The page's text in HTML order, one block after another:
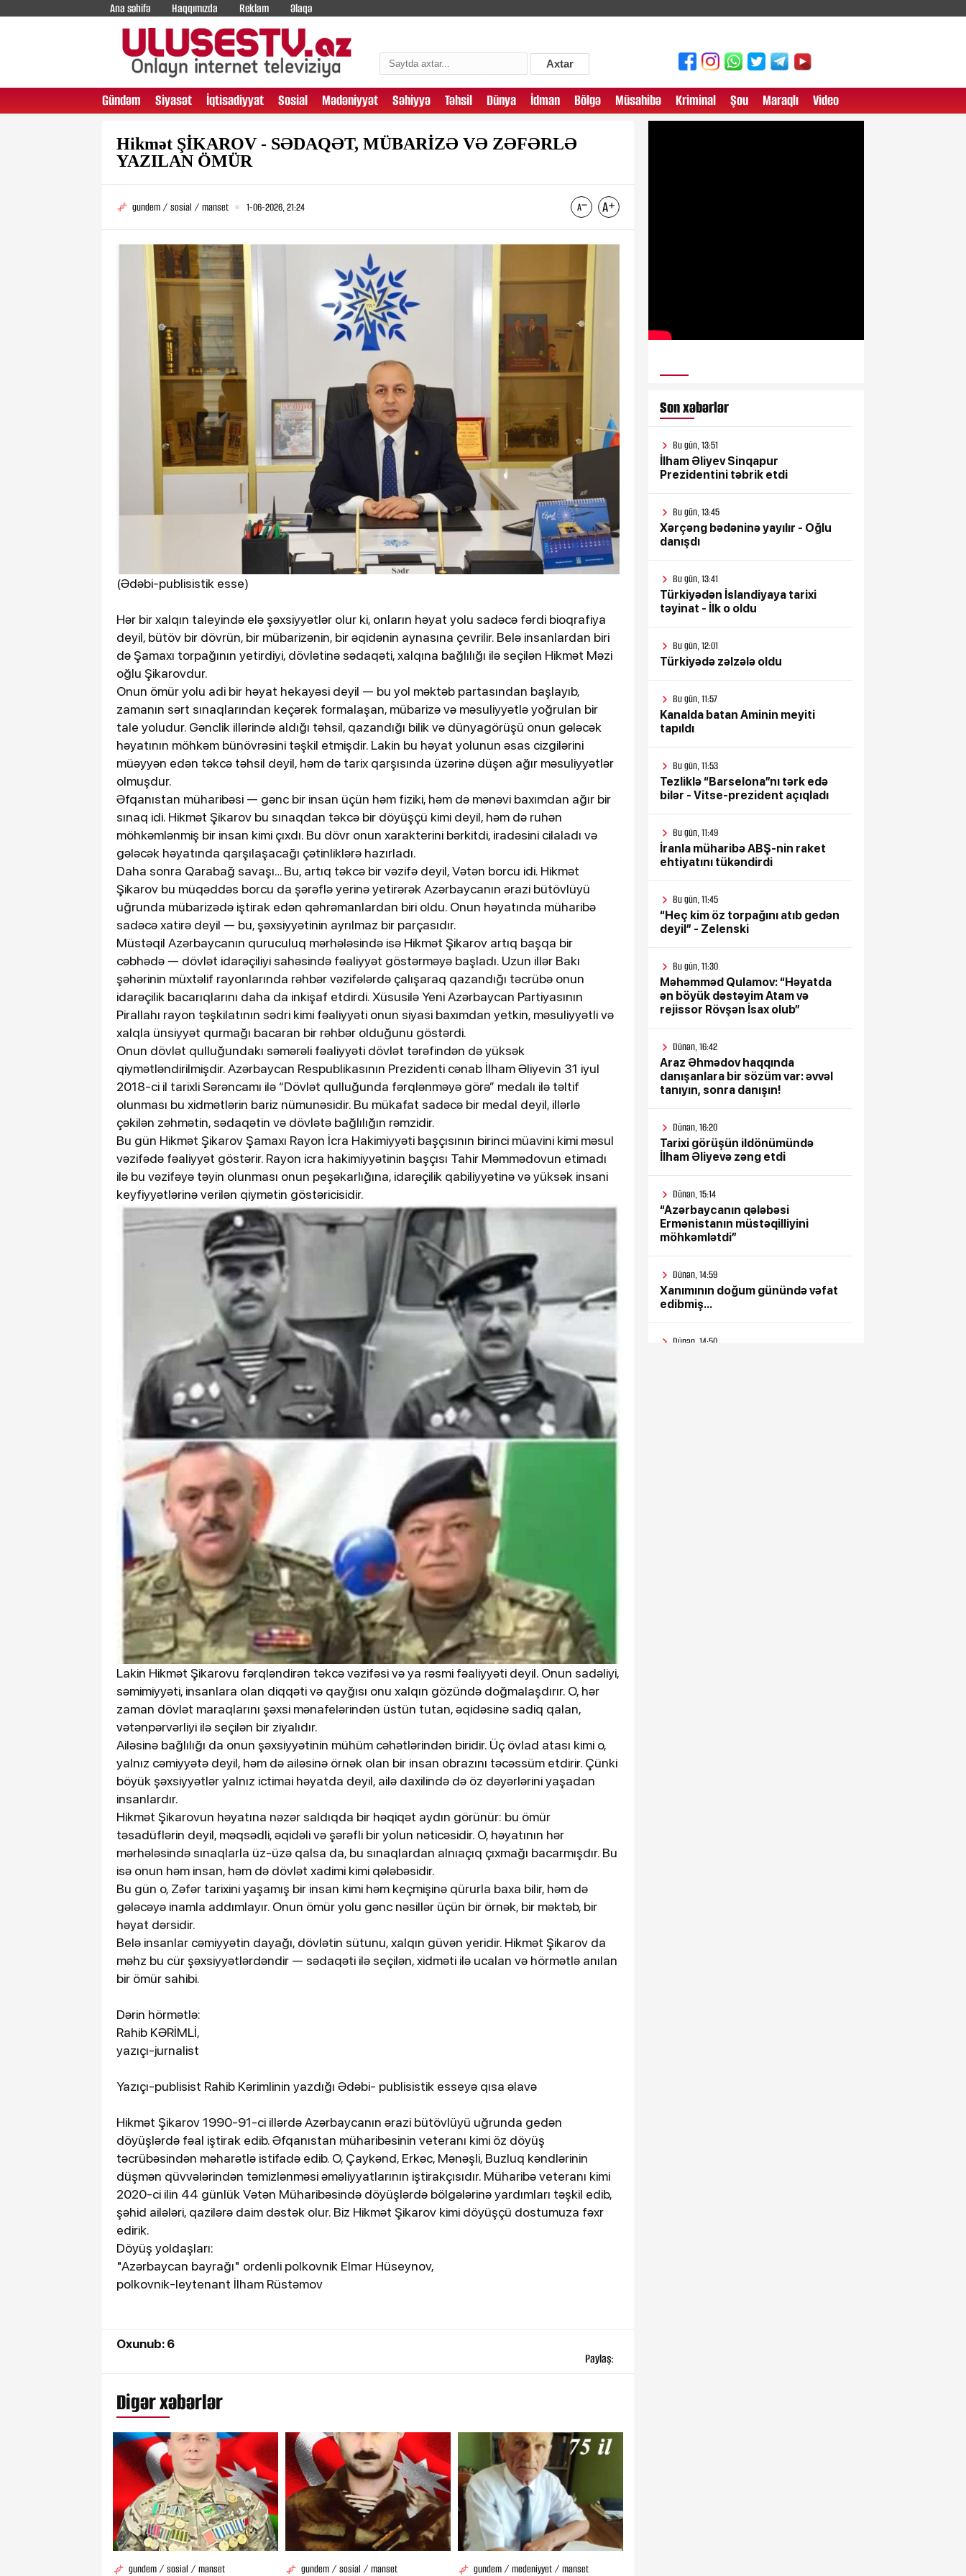
Ana səhifə Haqqımızda Reklam Əlaqə
Axtar
Gündəm Siyasət İqtisadiyyat Sosial Mədəniyyət Səhiyyə Təhsil Dünya İdman Bölgə Müsahibə Kriminal Şou Maraqlı Video
Hikmət ŞİKAROV - SƏDAQƏT, MÜBARİZƏ VƏ ZƏFƏRLƏ
YAZILAN ÖMÜR
gundem / sosial / manset 1-06-2026, 21:24
(Ədəbi-publisistik esse)
Hər bir xalqın taleyində elə şəxsiyyətlər olur ki, onların həyat yolu sadəcə fərdi bioqrafiya
deyil, bütöv bir dövrün, bir mübarizənin, bir əqidənin aynasına çevrilir. Belə insanlardan biri
də Şamaxı torpağının yetirdiyi, dövlətinə sədaqəti, xalqına bağlılığı ilə seçilən Hikmət Məzi
oğlu Şikarovdur.
Onun ömür yolu adi bir həyat hekayəsi deyil — bu yol məktəb partasından başlayıb,
zamanın sərt sınaqlarından keçərək formalaşan, mübarizə və məsuliyyətlə yoğrulan bir
tale yoludur. Gənclik illərində aldığı təhsil, qazandığı bilik və dünyagörüşü onun gələcək
həyatının möhkəm bünövrəsini təşkil etmişdir. Lakin bu həyat yolunun əsas cizgilərini
müəyyən edən təkcə təhsil deyil, həm də tarix qarşısında üzərinə düşən ağır məsuliyyətlər
olmuşdur.
Əfqanıstan müharibəsi — gənc bir insan üçün həm fiziki, həm də mənəvi baxımdan ağır bir
sınaq idi. Hikmət Şikarov bu sınaqdan təkcə bir döyüşçü kimi deyil, həm də ruhən
möhkəmlənmiş bir insan kimi çıxdı. Bu dövr onun xarakterini bərkitdi, iradəsini cilaladı və
gələcək həyatında qarşılaşacağı çətinliklərə hazırladı.
Daha sonra Qarabağ savaşı… Bu, artıq təkcə bir vəzifə deyil, Vətən borcu idi. Hikmət
Şikarov bu müqəddəs borcu da şərəflə yerinə yetirərək Azərbaycanın ərazi bütövlüyü
uğrunda mübarizədə iştirak edən qəhrəmanlardan biri oldu. Onun həyatında müharibə
sadəcə xatirə deyil — bu, şəxsiyyətinin ayrılmaz bir parçasıdır.
Müstəqil Azərbaycanın quruculuq mərhələsində isə Hikmət Şikarov artıq başqa bir
cəbhədə — dövlət idarəçiliyi sahəsində fəaliyyət göstərməyə başladı. Uzun illər Bakı
şəhərinin müxtəlif rayonlarında rəhbər vəzifələrdə çalışaraq qazandığı təcrübə onun
idarəçilik bacarıqlarını daha da inkişaf etdirdi. Xüsusilə Yeni Azərbaycan Partiyasının
Pirallahı rayon təşkilatının sədri kimi fəaliyyəti onun siyasi baxımdan yetkin, məsuliyyətli və
xalqla ünsiyyət qurmağı bacaran bir rəhbər olduğunu göstərdi.
Onun dövlət qulluğundakı səmərəli fəaliyyəti dövlət tərəfindən də yüksək
qiymətləndirilmişdir. Azərbaycan Respublikasının Prezidenti cənab İlham Əliyevin 31 iyul
2018-ci il tarixli Sərəncamı ilə “Dövlət qulluğunda fərqlənməyə görə” medalı ilə təltif
olunması bu xidmətlərin bariz nümunəsidir. Bu mükafat sadəcə bir medal deyil, illərlə
çəkilən zəhmətin, sədaqətin və dövlətə bağlılığın rəmzidir.
Bu gün Hikmət Şikarov Şamaxı Rayon İcra Hakimiyyəti başçısının birinci müavini kimi məsul
vəzifədə fəaliyyət göstərir. Rayon icra hakimiyyətinin başçısı Tahir Məmmədovun etimadı
ilə bu vəzifəyə təyin olunması onun peşəkarlığına, idarəçilik qabiliyyətinə və yüksək insani
keyfiyyətlərinə verilən qiymətin göstəricisidir.
Lakin Hikmət Şikarovu fərqləndirən təkcə vəzifəsi və ya rəsmi fəaliyyəti deyil. Onun sadəliyi,
səmimiyyəti, insanlara olan diqqəti və qayğısı onu xalqın gözündə doğmalaşdırır. O, hər
zaman dövlət maraqlarını şəxsi mənafelərindən üstün tutan, əqidəsinə sadiq qalan,
vətənpərvərliyi ilə seçilən bir ziyalıdır.
Ailəsinə bağlılığı da onun şəxsiyyətinin mühüm cəhətlərindən biridir. Üç övlad atası kimi o,
yalnız cəmiyyətə deyil, həm də ailəsinə örnək olan bir insan obrazını təcəssüm etdirir. Çünki
böyük şəxsiyyətlər yalnız ictimai həyatda deyil, ailə daxilində də öz dəyərlərini yaşadan
insanlardır.
Hikmət Şikarovun həyatına nəzər saldıqda bir həqiqət aydın görünür: bu ömür
təsadüflərin deyil, məqsədli, əqidəli və şərəfli bir yolun nəticəsidir. O, həyatının hər
mərhələsində sınaqlarla üz-üzə qalsa da, bu sınaqlardan alnıaçıq çıxmağı bacarmışdır. Bu
isə onun həm insan, həm də dövlət xadimi kimi qələbəsidir.
Bu gün o, Zəfər tarixini yaşamış bir insan kimi həm keçmişinə qürurla baxa bilir, həm də
gələcəyə inamla addımlayır. Onun ömür yolu gənc nəsillər üçün bir örnək, bir məktəb, bir
həyat dərsidir.
Belə insanlar cəmiyyətin dayağı, dövlətin sütunu, xalqın güvən yeridir. Hikmət Şikarov da
məhz bu cür şəxsiyyətlərdəndir — sədaqəti ilə seçilən, xidməti ilə ucalan və hörmətlə anılan
bir ömür sahibi.
Dərin hörmətlə:
Rahib KƏRİMLİ,
yazıçı-jurnalist
Yazıçı-publisist Rahib Kərimlinin yazdığı Ədəbi- publisistik esseyə qısa əlavə
Hikmət Şikarov 1990-91-ci illərdə Azərbaycanın ərazi bütövlüyü uğrunda gedən
döyüşlərdə fəal iştirak edib. Əfqanıstan müharibəsinin veteranı kimi öz döyüş
təcrübəsindən məharətlə istifadə edib. O, Çaykənd, Erkəc, Mənəşli, Buzluq kəndlərinin
düşmən qüvvələrindən təmizlənməsi əməliyyatlarının iştirakçısıdır. Müharibə veteranı kimi
2020-ci ilin 44 günlük Vətən Müharibəsində döyüşlərdə bölgələrinə yardımları təşkil edib,
şəhid ailələri, qazilərə daim dəstək olur. Biz Hikmət Şikarov kimi döyüşçü dostumuza fəxr
edirik.
Döyüş yoldaşları:
"Azərbaycan bayrağı" ordenli polkovnik Elmar Hüseynov,
polkovnik-leytenant İlham Rüstəmov
Oxunub: 6
Paylaş:
Digər xəbərlər
gundem / sosial / manset gundem / sosial / manset gundem / medeniyyet / manset
Son xəbərlər
Bu gün, 13:51
İlham Əliyev Sinqapur
Prezidentini təbrik etdi
Bu gün, 13:45
Xərçəng bədəninə yayılır - Oğlu
danışdı
Bu gün, 13:41
Türkiyədən İslandiyaya tarixi
təyinat - İlk o oldu
Bu gün, 12:01
Türkiyədə zəlzələ oldu
Bu gün, 11:57
Kanalda batan Aminin meyiti
tapıldı
Bu gün, 11:53
Tezliklə “Barselona”nı tərk edə
bilər - Vitse-prezident açıqladı
Bu gün, 11:49
İranla müharibə ABŞ-nin raket
ehtiyatını tükəndirdi
Bu gün, 11:45
“Heç kim öz torpağını atıb gedən
deyil” - Zelenski
Bu gün, 11:30
Məhəmməd Qulamov: “Həyatda
ən böyük dəstəyim Atam və
rejissor Rövşən İsax olub”
Dünən, 16:42
Araz Əhmədov haqqında
danışanlara bir sözüm var: əvvəl
tanıyın, sonra danışın!
Dünən, 16:20
Tarixi görüşün ildönümündə
İlham Əliyevə zəng etdi
Dünən, 15:14
“Azərbaycanın qələbəsi
Ermənistanın müstəqilliyini
möhkəmlətdi”
Dünən, 14:59
Xanımının doğum günündə vəfat
edibmiş...
Dünən, 14:50